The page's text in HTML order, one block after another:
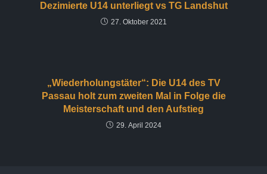
Dezimierte U14 unterliegt vs TG Landshut
27. Oktober 2021
„Wiederholungstäter“: Die U14 des TV
Passau holt zum zweiten Mal in Folge die
Meisterschaft und den Aufstieg
29. April 2024